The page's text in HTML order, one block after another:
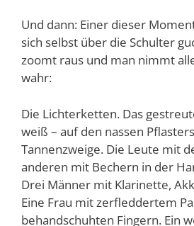
Und dann: Einer dieser
sich selbst über die Schulter
zoomt raus und man nimmt
wahr:
Die Lichterketten. Das
weiß – auf den nassen
Tannenzweige. Die Leute mit
anderen mit Bechern in der
Drei Männer mit Klarinette,
Eine Frau mit zerfleddertem
behandschuhten Fingern. Ein